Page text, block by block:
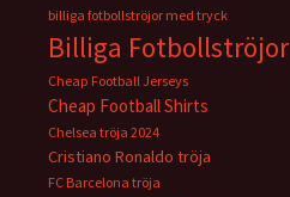
billiga fotbollströjor med tryck
Billiga Fotbollströjor
Cheap Football Jerseys
Cheap Football Shirts
Chelsea tröja 2024
Cristiano Ronaldo tröja
FC Barcelona tröja